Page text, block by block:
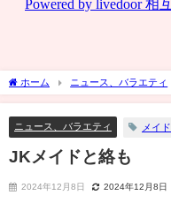
ホーム ニュース、バラエティ
ニュース、バラエティ メイド
JKメイドと絡も
2024年12月8日 2024年12月8日